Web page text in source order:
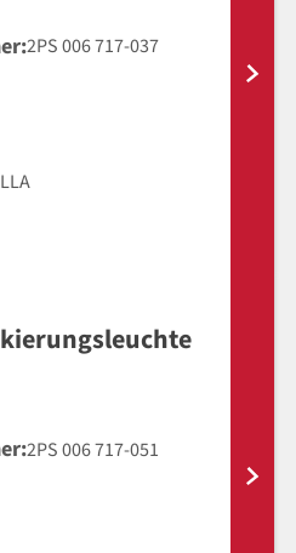
2PS 006 717-037
2PS 006 717-051